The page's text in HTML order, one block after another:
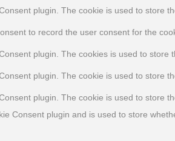
plugin. The cookie is used to store
to record the user consent for the
plugin. The cookies is used to
plugin. The cookie is used to store
plugin. The cookie is used to store
Consent plugin and is used to store